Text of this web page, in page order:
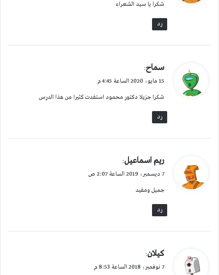
ل
شكرا يا سيد الشعراء
رد
ي
ل
سماح:
15 مايو، 2020 الساعة 4:45 م
شكرا جزيلا دكتور محمود استفدت كثيرا من هذا الدرس
رد
ي
ل
ريم اسماعيل:
7 ديسمبر، 2019 الساعة 2:07 ص
جميل ومفيد
رد
يكيلان:
7 نوفمبر، 2018 الساعة 8:53 م